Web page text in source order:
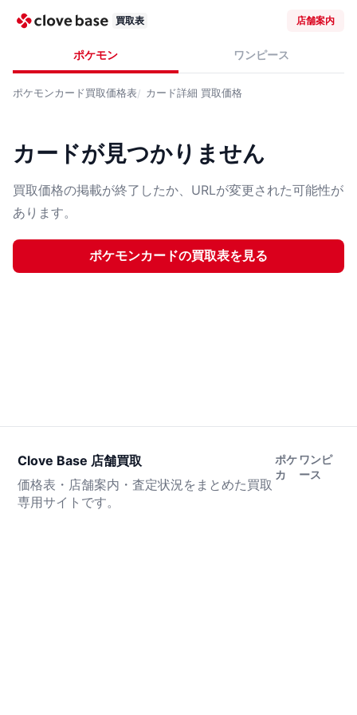
買取表 店舗案内
ポケモン ワンピース
ポケモンカード買取価格表 カード詳細 買取価格
カードが見つかりません
買取価格の掲載が終了したか、URLが変更された可能性が
あります。
ポケモンカードの買取表を見る
Clove Base 店舗買取
価格表・店舗案内・査定状況をまとめた買取
専用サイトです。
ポケ
カ
ワンピ
ース